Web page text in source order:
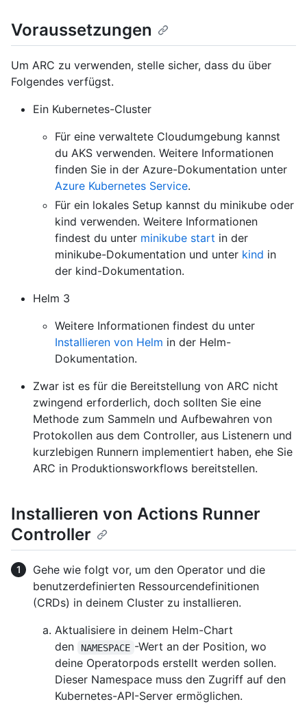
Voraussetzungen
Um ARC zu verwenden, stelle sicher, dass du über
Folgendes verfügst.
Ein Kubernetes-Cluster
Für eine verwaltete Cloudumgebung kannst
du AKS verwenden. Weitere Informationen
finden Sie in der Azure-Dokumentation unter
Azure Kubernetes Service.
Für ein lokales Setup kannst du minikube oder
kind verwenden. Weitere Informationen
findest du unter minikube start in der
minikube-Dokumentation und unter kind in
der kind-Dokumentation.
Helm 3
Weitere Informationen findest du unter
Installieren von Helm in der Helm-
Dokumentation.
Zwar ist es für die Bereitstellung von ARC nicht
zwingend erforderlich, doch sollten Sie eine
Methode zum Sammeln und Aufbewahren von
Protokollen aus dem Controller, aus Listenern und
kurzlebigen Runnern implementiert haben, ehe Sie
ARC in Produktionsworkflows bereitstellen.
Installieren von Actions Runner
Controller
Gehe wie folgt vor, um den Operator und die
benutzerdefinierten Ressourcendefinitionen
(CRDs) in deinem Cluster zu installieren.
Aktualisiere in deinem Helm-Chart
den
NAMESPACE -Wert an der Position, wo
deine Operatorpods erstellt werden sollen.
Dieser Namespace muss den Zugriff auf den
Kubernetes-API-Server ermöglichen.